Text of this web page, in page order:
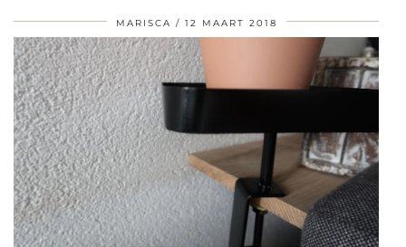
MARISCA 12 MAART 2018